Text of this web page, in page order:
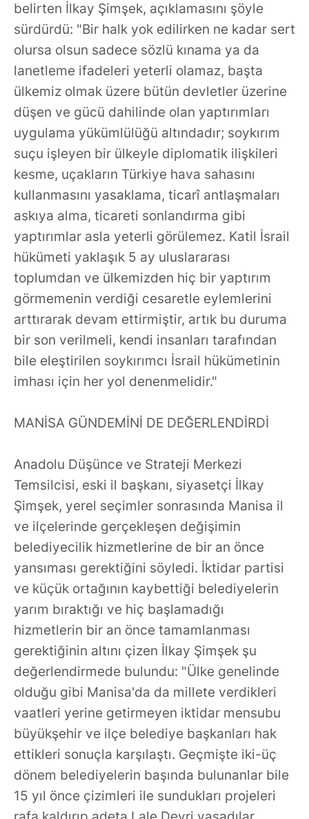
belirten İlkay Şimşek, açıklamasını şöyle
sürdürdü: "Bir halk yok edilirken ne kadar sert
olursa olsun sadece sözlü kınama ya da
lanetleme ifadeleri yeterli olamaz, başta
ülkemiz olmak üzere bütün devletler üzerine
düşen ve gücü dahilinde olan yaptırımları
uygulama yükümlülüğü altındadır; soykırım
suçu işleyen bir ülkeyle diplomatik ilişkileri
kesme, uçakların Türkiye hava sahasını
kullanmasını yasaklama, ticarî antlaşmaları
askıya alma, ticareti sonlandırma gibi
yaptırımlar asla yeterli görülemez. Katil İsrail
hükümeti yaklaşık 5 ay uluslararası
toplumdan ve ülkemizden hiç bir yaptırım
görmemenin verdiği cesaretle eylemlerini
arttırarak devam ettirmiştir, artık bu duruma
bir son verilmeli, kendi insanları tarafından
bile eleştirilen soykırımcı İsrail hükümetinin
imhası için her yol denenmelidir."
MANİSA GÜNDEMİNİ DE DEĞERLENDİRDİ
Anadolu Düşünce ve Strateji Merkezi
Temsilcisi, eski il başkanı, siyasetçi İlkay
Şimşek, yerel seçimler sonrasında Manisa il
ve ilçelerinde gerçekleşen değişimin
belediyecilik hizmetlerine de bir an önce
yansıması gerektiğini söyledi. İktidar partisi
ve küçük ortağının kaybettiği belediyelerin
yarım bıraktığı ve hiç başlamadığı
hizmetlerin bir an önce tamamlanması
gerektiğinin altını çizen İlkay Şimşek şu
değerlendirmede bulundu: "Ülke genelinde
olduğu gibi Manisa'da da millete verdikleri
vaatleri yerine getirmeyen iktidar mensubu
büyükşehir ve ilçe belediye başkanları hak
ettikleri sonuçla karşılaştı. Geçmişte iki-üç
dönem belediyelerin başında bulunanlar bile
15 yıl önce çizimleri ile sundukları projeleri